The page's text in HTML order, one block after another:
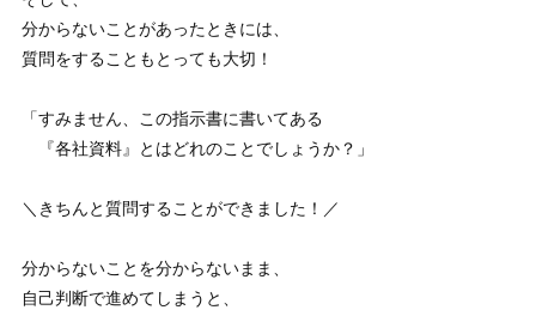
分からないことがあったときには、
質問をすることもとっても大切！
「すみません、この指示書に書いてある
『各社資料』とはどれのことでしょうか？」
＼きちんと質問することができました！／
分からないことを分からないまま、
自己判断で進めてしまうと、